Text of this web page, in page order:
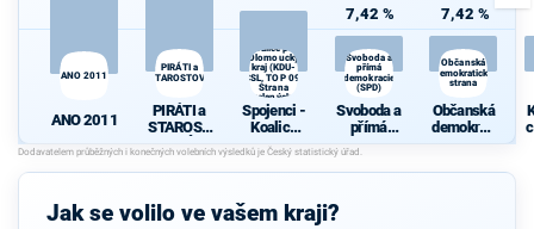
ANO 2011
ANO 2011
PIRÁTI a
STAROSTOVÉ
PIRÁTI a
STAROST
OVÉ
Koalice pro
Olomoucký
kraj (KDU-
ČSL, TOP 09,
Strana
zelených,
ProOlomouc)
Spojenci -
Koalice
pro
Olomouck
ý kraj
ČSL, TOP
7,42 %
Svoboda a
přímá
demokracie
(SPD)
Svoboda a
přímá
demokraci
e (SPD)
7,42 %
Občanská
demokratická
strana
Občanská
demokrati
cká strana
Jak se volilo ve vašem kraji?